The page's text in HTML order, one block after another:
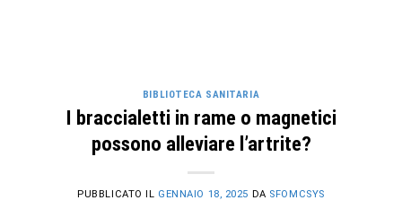
BIBLIOTECA SANITARIA
I braccialetti in rame o magnetici
possono alleviare l’artrite?
PUBBLICATO IL GENNAIO 18, 2025 DA SFOMCSYS